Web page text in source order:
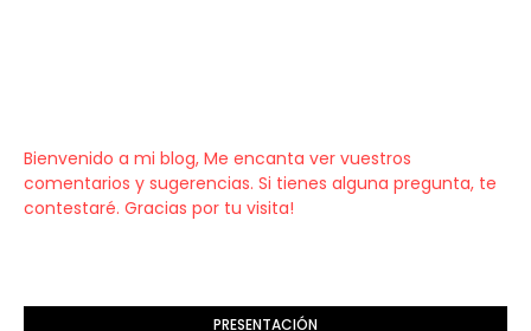
Bienvenido a mi blog, Me encanta ver vuestros
comentarios y sugerencias. Si tienes alguna pregunta, te
contestaré. Gracias por tu visita!
PRESENTACIÓN